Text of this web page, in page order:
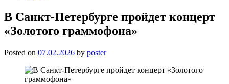
В Санкт-Петербурге пройдет концерт
«Золотого граммофона»
Posted on 07.02.2026 by poster